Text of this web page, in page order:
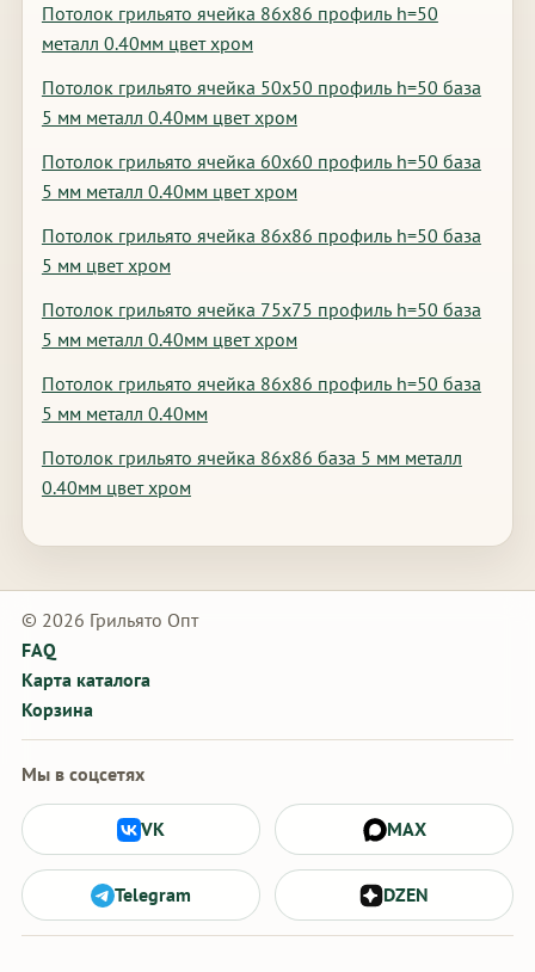
Потолок грильято ячейка 86х86 профиль h=50
металл 0.40мм цвет хром
Потолок грильято ячейка 50х50 профиль h=50 база
5 мм металл 0.40мм цвет хром
Потолок грильято ячейка 60х60 профиль h=50 база
5 мм металл 0.40мм цвет хром
Потолок грильято ячейка 86х86 профиль h=50 база
5 мм цвет хром
Потолок грильято ячейка 75х75 профиль h=50 база
5 мм металл 0.40мм цвет хром
Потолок грильято ячейка 86х86 профиль h=50 база
5 мм металл 0.40мм
Потолок грильято ячейка 86х86 база 5 мм металл
0.40мм цвет хром
© 2026 Грильято Опт
FAQ
Карта каталога
Корзина
Мы в соцсетях
VK MAX
Telegram DZEN